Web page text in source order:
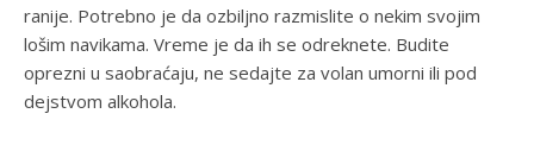
ranije. Potrebno je da ozbiljno razmislite o nekim svojim
lošim navikama. Vreme je da ih se odreknete. Budite
oprezni u saobraćaju, ne sedajte za volan umorni ili pod
dejstvom alkohola.